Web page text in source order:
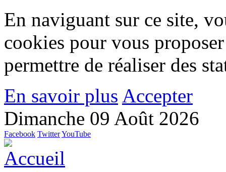
En naviguant sur ce site,
cookies pour vous
permettre de réaliser des
En savoir plus Accepter
Dimanche 09 Août 2026
Facebook TwitterYouTube